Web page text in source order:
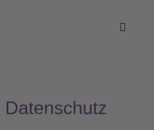
Datenschutz